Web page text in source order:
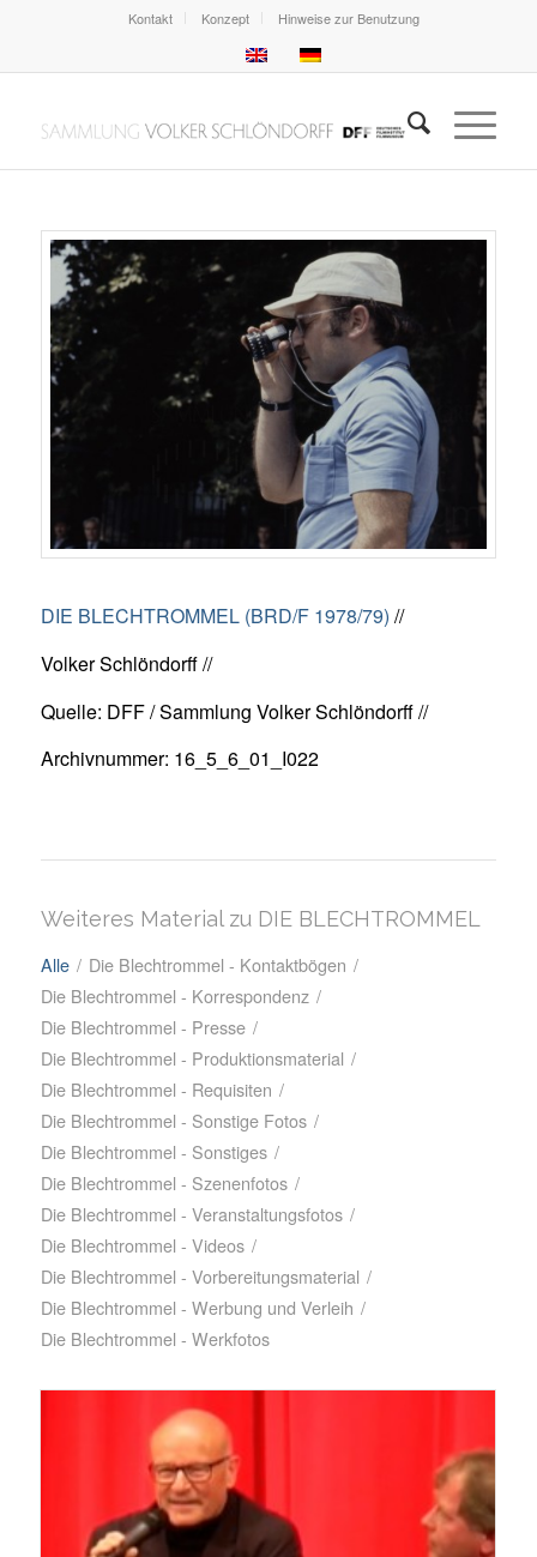
Kontakt Konzept Hinweise zur Benutzung
DIE BLECHTROMMEL (BRD/F 1978/79) //
Volker Schlöndorff //
Quelle: DFF / Sammlung Volker Schlöndorff //
Archivnummer: 16_5_6_01_I022
Weiteres Material zu DIE BLECHTROMMEL
Alle / Die Blechtrommel - Kontaktbögen /
Die Blechtrommel - Korrespondenz /
Die Blechtrommel - Presse /
Die Blechtrommel - Produktionsmaterial /
Die Blechtrommel - Requisiten /
Die Blechtrommel - Sonstige Fotos /
Die Blechtrommel - Sonstiges /
Die Blechtrommel - Szenenfotos /
Die Blechtrommel - Veranstaltungsfotos /
Die Blechtrommel - Videos /
Die Blechtrommel - Vorbereitungsmaterial /
Die Blechtrommel - Werbung und Verleih /
Die Blechtrommel - Werkfotos